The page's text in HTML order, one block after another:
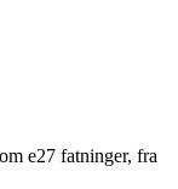
e27 fatninger, fra